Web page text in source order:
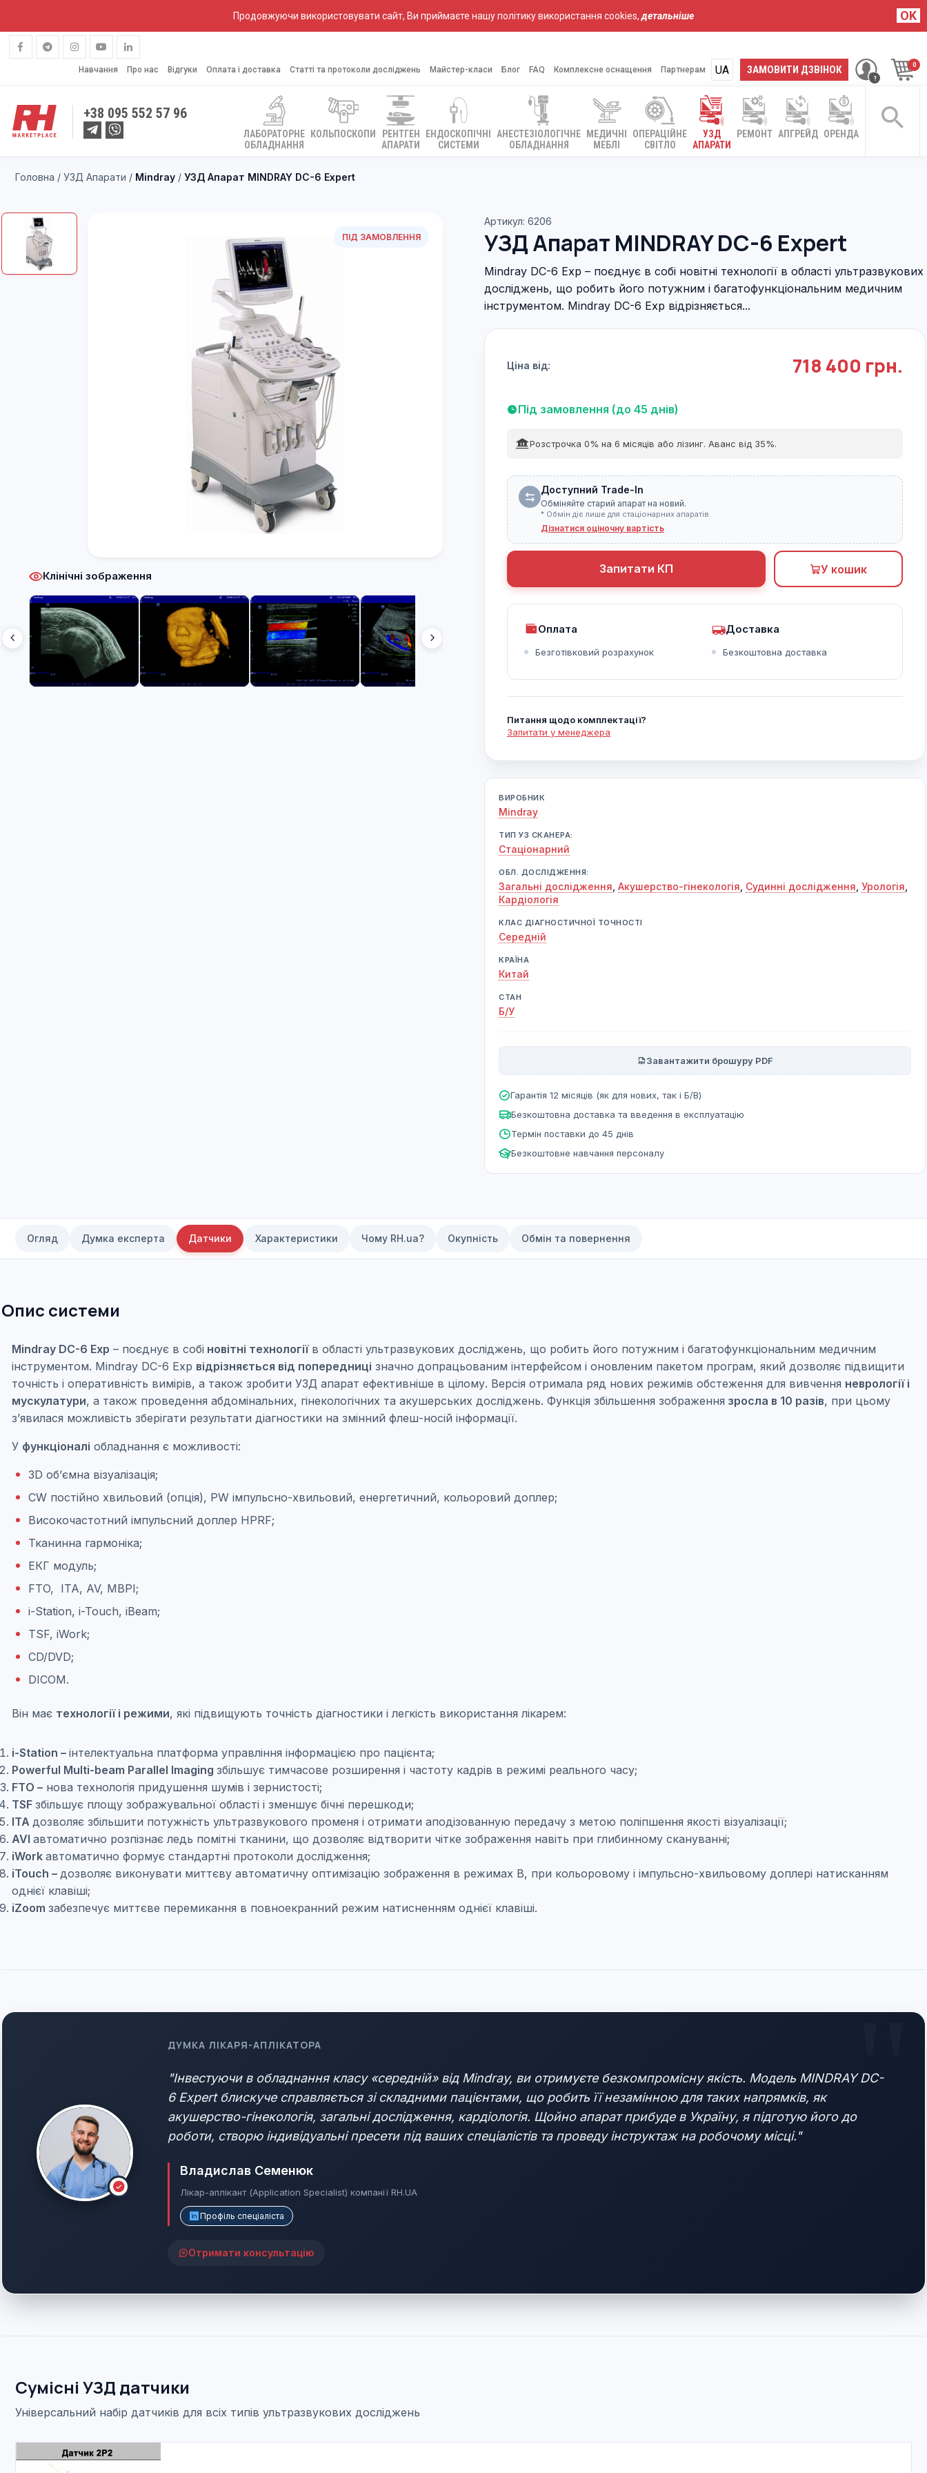
Продовжуючи використовувати сайт, Ви приймаєте нашу політику використання cookies,детальніше OK
Навчання Про нас Відгуки Оплата і доставка Статті та протоколи досліджень Майстер-класи Блог FAQ Комплексне оснащення Партнерам ЗАМОВИТИ ДЗВІНОК
UA
RU
+38 095 552 57 96
ЛАБОРАТОРНЕ
ОБЛАДНАННЯ
КОЛЬПОСКОПИ
РЕНТГЕН
АПАРАТИ
ЕНДОСКОПІЧНІ
СИСТЕМИ
АНЕСТЕЗІОЛОГІЧНЕ
ОБЛАДНАННЯ
МЕДИЧНІ
МЕБЛІ
ОПЕРАЦІЙНЕ
СВІТЛО
УЗД
АПАРАТИ
РЕМОНТ АПГРЕЙД ОРЕНДА
Головна / УЗД Апарати / Mindray / УЗД Апарат MINDRAY DC-6 Expert
ПІД ЗАМОВЛЕННЯ
Клінічні зображення
Артикул: 6206
УЗД Апарат MINDRAY DC-6 Expert
Mindray DC-6 Exp – поєднує в собі новітні технології в області ультразвукових
досліджень, що робить його потужним і багатофункціональним медичним
інструментом. Mindray DC-6 Exp відрізняється...
Ціна від: 718 400 грн.
Під замовлення (до 45 днів)
Розстрочка 0% на 6 місяців або лізинг. Аванс від 35%.
Доступний Trade-In
Обміняйте старий апарат на новий.
* Обмін діє лише для стаціонарних апаратів.
Дізнатися оціночну вартість
Запитати КП У кошик
Оплата
Безготівковий розрахунок
Доставка
Безкоштовна доставка
Питання щодо комплектації?
Запитати у менеджера
ВИРОБНИК
Mindray
ТИП УЗ СКАНЕРА:
Cтаціонарний
ОБЛ. ДОСЛІДЖЕННЯ:
Загальні дослідження Акушерство-гінекологія Судинні дослідження Урологія
Кардіологія
КЛАС ДІАГНОСТИЧНОЇ ТОЧНОСТІ
Середній
КРАЇНА
Китай
СТАН
Б/У
Завантажити брошуру PDF
Гарантія 12 місяців (як для нових, так і Б/В)
Безкоштовна доставка та введення в експлуатацію
Термін поставки до 45 днів
Безкоштовне навчання персоналу
Огляд Думка експерта Датчики Характеристики Чому RH.ua? Окупність Обмін та повернення
Опис системи
Mindray DC-6 Exp – поєднує в собі новітні технологіїв області ультразвукових досліджень, що робить його потужним і багатофункціональним медичним
інструментом. Mindray DC-6 Exp відрізняється від попередниці значно допрацьованим інтерфейсом і оновленим пакетом програм, який дозволяє підвищити
точність і оперативність вимірів, а також зробити УЗД апарат ефективніше в цілому. Версія отримала ряд нових режимів обстеження для вивчення неврології і
мускулатури, а також проведення абдомінальних, гінекологічних та акушерських досліджень. Функція збільшення зображення зросла в 10 разів, при цьому
з’явилася можливість зберігати результати діагностики на змінний флеш-носій інформації.
У функціоналі обладнання є можливості:
3D об’ємна візуалізація;
CW постійно хвильовий (опція), PW імпульсно-хвильовий, енергетичний, кольоровий доплер;
Високочастотний імпульсний доплер HPRF;
Тканинна гармоніка;
ЕКГ модуль;
FTO, ITA, AV, MBPI;
i-Station, i-Touch, iBeam;
TSF, iWork;
CD/DVD;
DICOM.
Він має технології і режими, які підвищують точність діагностики і легкість використання лікарем:
i-Station – інтелектуальна платформа управління інформацією про пацієнта;
Powerful Multi-beam Parallel Imaging збільшує тимчасове розширення і частоту кадрів в режимі реального часу;
FTO – нова технологія придушення шумів і зернистості;
TSF збільшує площу зображувальної області і зменшує бічні перешкоди;
ITA дозволяє збільшити потужність ультразвукового променя і отримати аподізованную передачу з метою поліпшення якості візуалізації;
AVI автоматично розпізнає ледь помітні тканини, що дозволяє відтворити чітке зображення навіть при глибинному скануванні;
iWork автоматично формує стандартні протоколи дослідження;
iTouch – дозволяє виконувати миттєву автоматичну оптимізацію зображення в режимах В, при кольоровому і імпульсно-хвильовому доплері натисканням
однієї клавіші;
iZoom забезпечує миттєве перемикання в повноекранний режим натисненням однієї клавіші.
ДУМКА ЛІКАРЯ-АПЛІКАТОРА
"Інвестуючи в обладнання класу «середній» від Mindray, ви отримуєте безкомпромісну якість. Модель MINDRAY DC-
6 Expert блискуче справляється зі складними пацієнтами, що робить її незамінною для таких напрямків, як
акушерство-гінекологія, загальні дослідження, кардіологія. Щойно апарат прибуде в Україну, я підготую його до
роботи, створю індивідуальні пресети під ваших спеціалістів та проведу інструктаж на робочому місці."
Владислав Семенюк
Лікар-аплікант (Application Specialist) компанії RH.UA
Профіль спеціаліста
Отримати консультацію
Сумісні УЗД датчики
Універсальний набір датчиків для всіх типів ультразвукових досліджень